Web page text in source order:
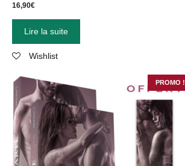
16,90€
Lire la suite
Wishlist
PROMO !